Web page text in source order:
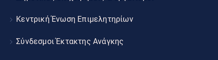
Κεντρική Ένωση Επιμελητηρίων
Σύνδεσμοι Έκτακτης Ανάγκης